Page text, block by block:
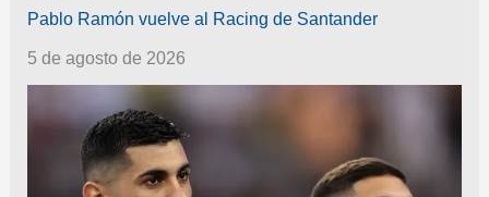
Pablo Ramón vuelve al Racing de Santander
5 de agosto de 2026